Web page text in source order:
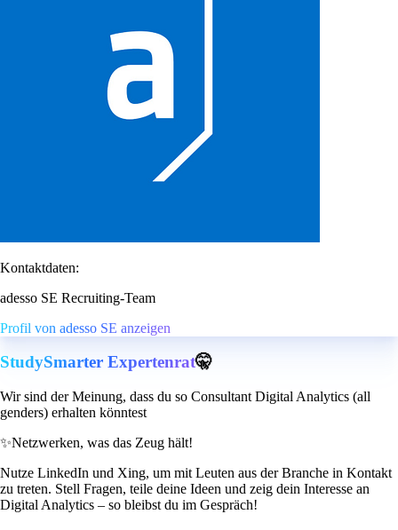
Kontaktdaten:
adesso SE Recruiting-Team
Profil von adesso SE anzeigen
StudySmarter Expertenrat🤫
Wir sind der Meinung, dass du so Consultant Digital Analytics (all
genders) erhalten könntest
✨Netzwerken, was das Zeug hält!
Nutze LinkedIn und Xing, um mit Leuten aus der Branche in Kontakt
zu treten. Stell Fragen, teile deine Ideen und zeig dein Interesse an
Digital Analytics – so bleibst du im Gespräch!